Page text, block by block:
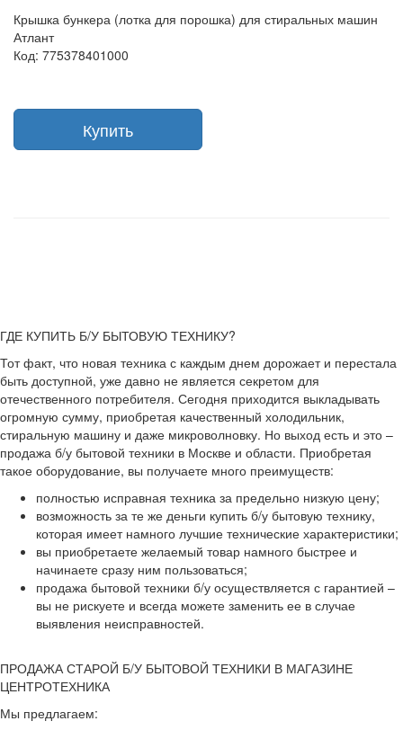
Крышка бункера (лотка для порошка) для стиральных машин
Атлант
Код: 775378401000
ГДЕ КУПИТЬ Б/У БЫТОВУЮ ТЕХНИКУ?
Тот факт, что новая техника с каждым днем дорожает и перестала
быть доступной, уже давно не является секретом для
отечественного потребителя. Сегодня приходится выкладывать
огромную сумму, приобретая качественный холодильник,
стиральную машину и даже микроволновку. Но выход есть и это –
продажа б/у бытовой техники в Москве и области. Приобретая
такое оборудование, вы получаете много преимуществ:
полностью исправная техника за предельно низкую цену;
возможность за те же деньги купить б/у бытовую технику,
которая имеет намного лучшие технические характеристики;
вы приобретаете желаемый товар намного быстрее и
начинаете сразу ним пользоваться;
продажа бытовой техники б/у осуществляется с гарантией –
вы не рискуете и всегда можете заменить ее в случае
выявления неисправностей.
ПРОДАЖА СТАРОЙ Б/У БЫТОВОЙ ТЕХНИКИ В МАГАЗИНЕ
ЦЕНТРОТЕХНИКА
Мы предлагаем: